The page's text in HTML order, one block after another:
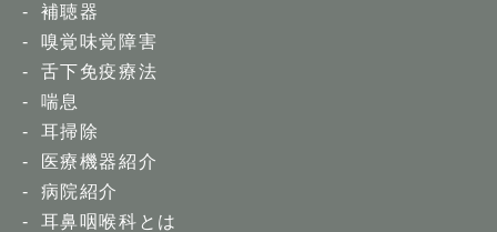
補聴器
嗅覚味覚障害
舌下免疫療法
喘息
耳掃除
医療機器紹介
病院紹介
耳鼻咽喉科とは